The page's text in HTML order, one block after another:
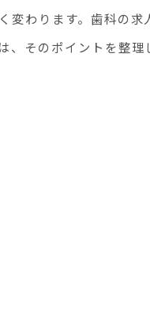
わります。歯科の
そのポイントを整理